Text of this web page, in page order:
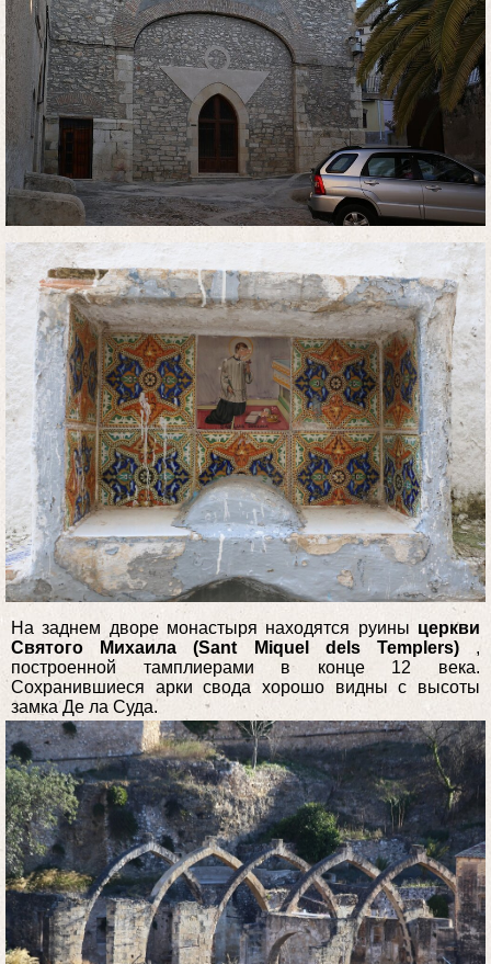
На заднем дворе монастыря находятся руины церкви
Святого Михаила (Sant Miquel dels Templers) ,
построенной тамплиерами в конце 12 века.
Сохранившиеся арки свода хорошо видны с высоты
замка Де ла Суда.